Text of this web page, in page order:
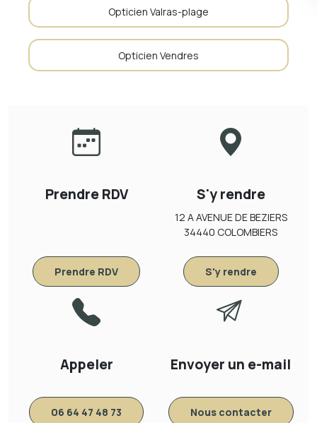
Opticien Valras-plage
Opticien Vendres
Prendre RDV
Prendre RDV
S'y rendre
12 A AVENUE DE BEZIERS
34440 COLOMBIERS
S'y rendre
Appeler
06 64 47 48 73
Envoyer un e-mail
Nous contacter